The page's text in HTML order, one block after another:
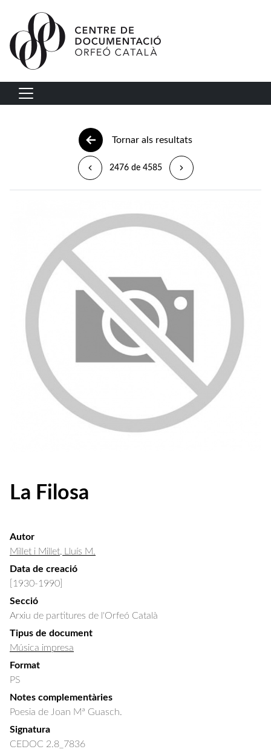
Vés al contingut
Navegació principal
Tornar als resultats
2476 de 4585
La Filosa
Autor
Millet i Millet, Lluís M.
Data de creació
[1930-1990]
Secció
Arxiu de partitures de l'Orfeó Català
Tipus de document
Música impresa
Format
PS
Notes complementàries
Poesia de Joan Mª Guasch.
Signatura
CEDOC 2.8_7836